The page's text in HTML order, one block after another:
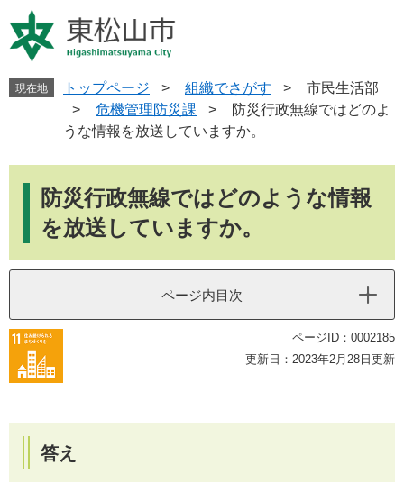
ー
ジ
ニ
ュ
現在地 トップページ > 組織でさがす >
市民生活部
>
危機管理防災課 >
防災行政無線ではどのよ
うな情報を放送していますか。
防災行政無線ではどのような情報
を放送していますか。
ページ内目次
ページID：0002185
更新日：2023年2月28日更新
答え